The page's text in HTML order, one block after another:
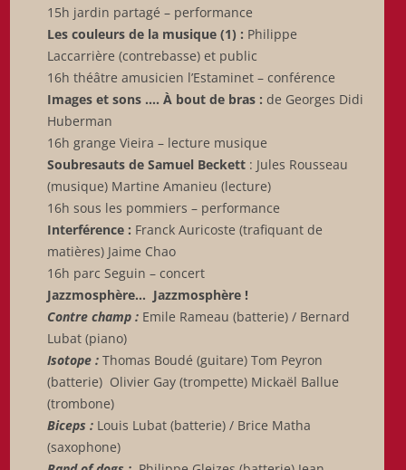
15h jardin partagé – performance
Les couleurs de la musique (1) : Philippe
Laccarrière (contrebasse) et public
16h théâtre amusicien l’Estaminet – conférence
Images et sons …. À bout de bras : de Georges Didi
Huberman
16h grange Vieira – lecture musique
Soubresauts de Samuel Beckett: Jules Rousseau
(musique) Martine Amanieu (lecture)
16h sous les pommiers – performance
Interférence : Franck Auricoste (trafiquant de
matières) Jaime Chao
16h parc Seguin – concert
Jazzmosphère… Jazzmosphère !
Contre champ :Emile Rameau (batterie) / Bernard
Lubat (piano)
Isotope :Thomas Boudé (guitare) Tom Peyron
(batterie) Olivier Gay (trompette) Mickaël Ballue
(trombone)
Biceps : Louis Lubat (batterie) / Brice Matha
(saxophone)